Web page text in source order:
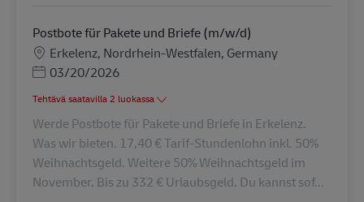
Postbote für Pakete und Briefe (m/w/d)
SijaintiErkelenz, Nordrhein-Westfalen, Germany
Posted Date
03/20/2026
Tehtävä saatavilla 2 luokassa
Werde Postbote für Pakete und Briefe in Erkelenz.
Was wir bieten. 17,40 € Tarif-Stundenlohn inkl. 50%
Weihnachtsgeld. Weitere 50% Weihnachtsgeld im
November. Bis zu 332 € Urlaubsgeld. Du kannst sof...